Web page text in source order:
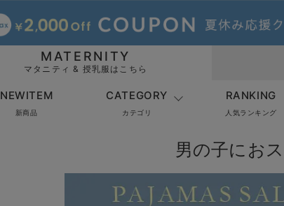
MATERNITY
マタニティ & 授乳服はこちら
NEWITEM
新商品
CATEGORY
カテゴリ
RANKING
人気ランキング
男の子にお